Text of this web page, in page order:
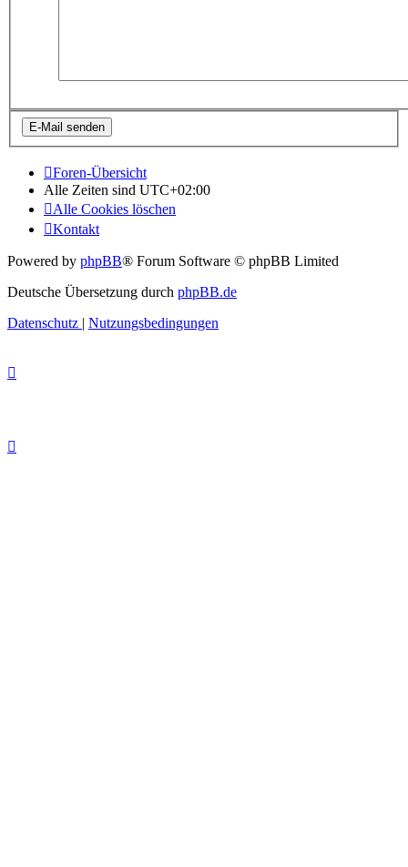
Foren-Übersicht
Alle Zeiten sind UTC+02:00
Alle Cookies löschen
Kontakt
Powered by phpBB® Forum Software © phpBB Limited
Deutsche Übersetzung durch phpBB.de
Datenschutz | Nutzungsbedingungen